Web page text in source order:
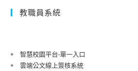
教職員系統
智慧校園平台-單一入口
雲端公文線上簽核系統